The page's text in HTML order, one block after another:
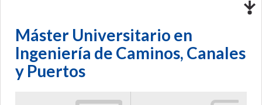
Máster Universitario en
Ingeniería de Caminos, Canales
y Puertos